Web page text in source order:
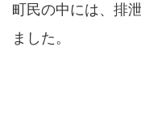
町民の中には、排
ました。